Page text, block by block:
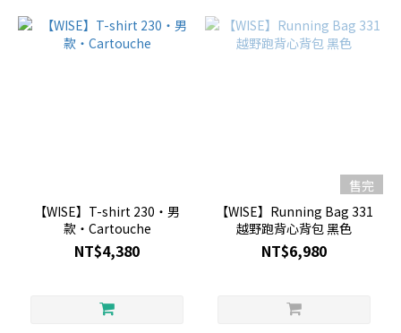
【WISE】T-shirt 230・男
款・Cartouche
NT$4,380
售完
【WISE】Running Bag 331
越野跑背心背包 黑色
NT$6,980